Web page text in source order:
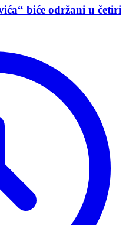
biće održani u četiri